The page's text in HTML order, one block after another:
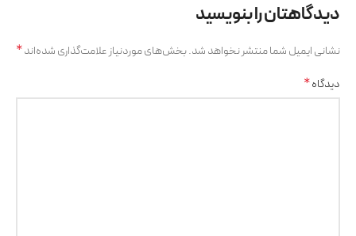
دیدگاهتان را بنویسید
نشانی ایمیل شما منتشر نخواهد شد.بخش‌های موردنیاز علامت‌گذاری شده‌اند*
دیدگاه*